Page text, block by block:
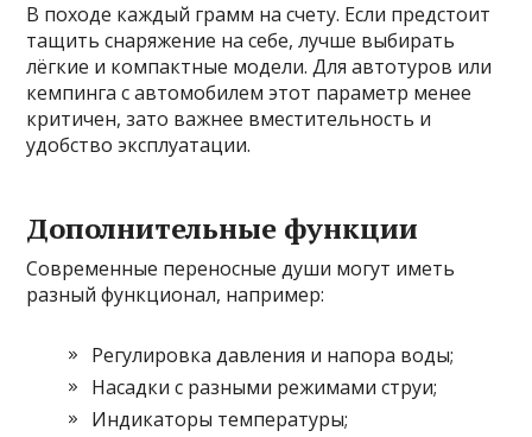
В походе каждый грамм на счету. Если предстоит
тащить снаряжение на себе, лучше выбирать
лёгкие и компактные модели. Для автотуров или
кемпинга с автомобилем этот параметр менее
критичен, зато важнее вместительность и
удобство эксплуатации.
Дополнительные функции
Современные переносные души могут иметь
разный функционал, например:
Регулировка давления и напора воды;
Насадки с разными режимами струи;
Индикаторы температуры;